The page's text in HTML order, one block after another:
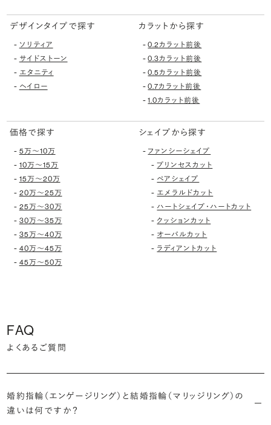
デザインタイプで探す
- ソリティア
- サイドストーン
- エタニティ
- ヘイロー
カラットから探す
-0.2カラット前後
-0.3カラット前後
-0.5カラット前後
-0.7カラット前後
-1.0カラット前後
価格で探す
- 5万〜10万
- 10万〜15万
- 15万〜20万
- 20万〜25万
- 25万〜30万
- 30万〜35万
- 35万〜40万
- 40万〜45万
- 45万〜50万
シェイプから探す
- ファンシーシェイプ
-プリンセスカット
- ペアシェイプ
- エメラルドカット
- ハートシェイプ・ハートカット
- クッションカット
- オーバルカット
- ラディアントカット
FAQ
よくあるご質問
婚約指輪（エンゲージリング）と結婚指輪（マリッジリング）の
違いは何ですか？